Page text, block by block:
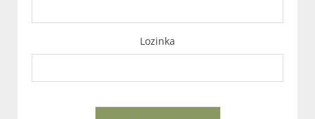
Lozinka